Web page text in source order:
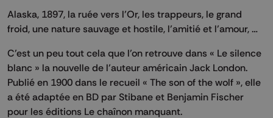
Alaska, 1897, la ruée vers l’Or, les trappeurs, le grand
froid, une nature sauvage et hostile, l’amitié et l’amour, …
C’est un peu tout cela que l’on retrouve dans « Le silence
blanc » la nouvelle de l’auteur américain Jack London.
Publié en 1900 dans le recueil « The son of the wolf », elle
a été adaptée en BD par Stibane et Benjamin Fischer
pour les éditions Le chaînon manquant.